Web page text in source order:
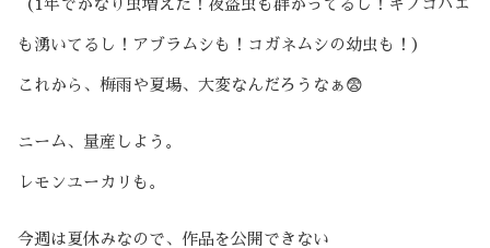
（1年でかなり虫増えた！夜盗虫も群がってるし！キノコバエ
も湧いてるし！アブラムシも！コガネムシの幼虫も！）
これから、梅雨や夏場、大変なんだろうなぁ😨
ニーム、量産しよう。
レモンユーカリも。
今週は夏休みなので、作品を公開できない